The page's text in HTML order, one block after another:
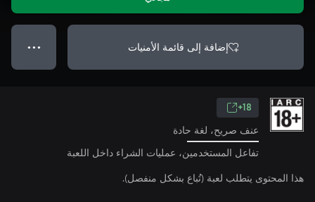
إضافة إلى قائمة الأمنيات ● ● ●
18+
عنف صريح، لغة حادة
تفاعل المستخدمين، عمليات الشراء داخل اللعبة
هذا المحتوى يتطلب لعبة (تُباع بشكل منفصل).